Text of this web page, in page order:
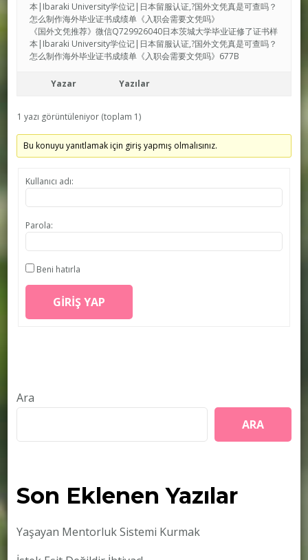
本|Ibaraki University学位记|日本留服认证,?国外文凭真是可查吗？
怎么制作海外毕业证书成绩单《入职会需要文凭吗》
《国外文凭推荐》微信Q729926040日本茨城大学毕业证修了证书样
本|Ibaraki University学位记|日本留服认证,?国外文凭真是可查吗？
怎么制作海外毕业证书成绩单《入职会需要文凭吗》677B
Yazar Yazılar
1 yazı görüntüleniyor (toplam 1)
Bu konuyu yanıtlamak için giriş yapmış olmalısınız.
Kullanıcı adı:
Parola:
Beni hatırla
GIRIŞ YAP
Ara
ARA
Son Eklenen Yazılar
Yaşayan Mentorluk Sistemi Kurmak